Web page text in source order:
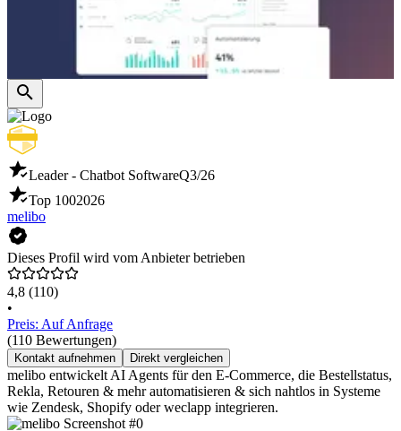
Leader - Chatbot SoftwareQ3/26
Top 1002026
melibo
Dieses Profil wird vom Anbieter betrieben
4,8 (110)
•
Preis: Auf Anfrage
(110 Bewertungen)
Kontakt aufnehmen Direkt vergleichen
melibo entwickelt AI Agents für den E-Commerce, die Bestellstatus,
Rekla, Retouren & mehr automatisieren & sich nahtlos in Systeme
wie Zendesk, Shopify oder weclapp integrieren.